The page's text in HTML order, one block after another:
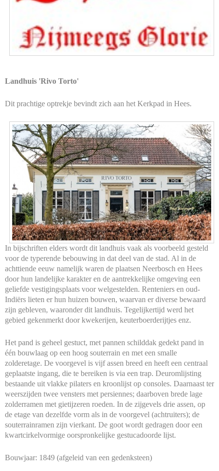
Landhuis 'Rivo Torto'
Dit prachtige optrekje bevindt zich aan het Kerkpad in Hees.
In bijschriften elders wordt dit landhuis vaak als voorbeeld gesteld
voor de typerende bebouwing in dat deel van de stad. Al in de
achttiende eeuw namelijk waren de plaatsen Neerbosch en Hees
door hun landelijke karakter en de aantrekkelijke omgeving een
geliefde vestigingsplaats voor welgestelden. Renteniers en oud-
Indiërs lieten er hun huizen bouwen, waarvan er diverse bewaard
zijn gebleven, waaronder dit landhuis. Tegelijkertijd werd het
gebied gekenmerkt door kwekerijen, keuterboerderijtjes enz.
Het pand is geheel gestuct, met pannen schilddak gedekt pand in
één bouwlaag op een hoog souterrain en met een smalle
zolderetage. De voorgevel is vijf assen breed en heeft een centraal
geplaatste ingang, die te bereiken is via een trap. Deuromlijsting
bestaande uit vlakke pilaters en kroonlijst op consoles. Daarnaast ter
weerszijden twee vensters met persiennes; daarboven brede lage
zolderramen met gietijzeren roeden. In de zijgevels drie assen, op
de etage van dezelfde vorm als in de voorgevel (achtruiters); de
souterrainramen zijn vierkant. De goot wordt gedragen door een
kwartcirkelvormige oorspronkelijke gestucadoorde lijst.
Bouwjaar: 1849 (afgeleid van een gedenksteen)